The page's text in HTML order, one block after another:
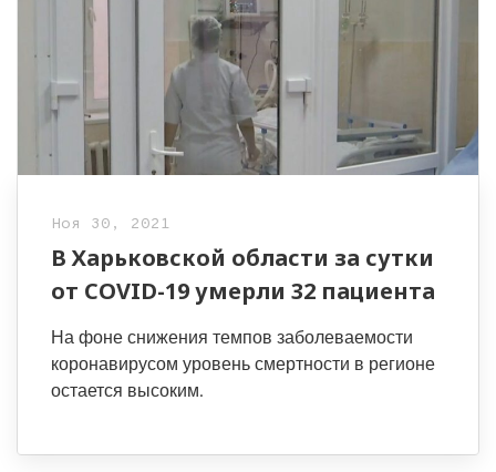
Ноя 30, 2021
В Харьковской области за сутки
от COVID-19 умерли 32 пациента
На фоне снижения темпов заболеваемости
коронавирусом уровень смертности в регионе
остается высоким.